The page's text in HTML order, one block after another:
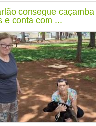
consegue
e conta com ...